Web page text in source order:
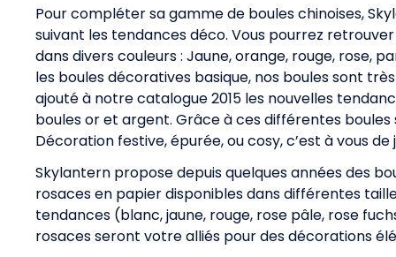
Pour compléter sa gamme de boules chinoises,
suivant les tendances déco. Vous pourrez
dans divers couleurs : Jaune, orange, rouge, rose,
les boules décoratives basique, nos boules sont
ajouté à notre catalogue 2015 les nouvelles
boules or et argent. Grâce à ces différentes
Décoration festive, épurée, ou cosy, c’est à vous de
Skylantern propose depuis quelques années des
rosaces en papier disponibles dans différentes
tendances (blanc, jaune, rouge, rose pâle, rose
rosaces seront votre alliés pour des décorations